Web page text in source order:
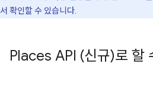
서 확인할 수 있습니다.
Places API (신규)로 할